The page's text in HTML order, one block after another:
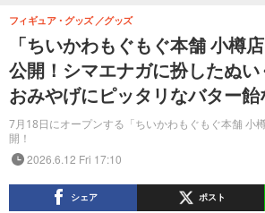
「ちいかわもぐもぐ本舗 小樽
公開！シマエナガに扮したぬい
おみやげにピッタリなバター
7月18日にオープンする「ちいかわもぐもぐ本舗 小
開！
フィギュア・グッズ グッズ
2026.6.12 Fri 17:10
シェア ポスト